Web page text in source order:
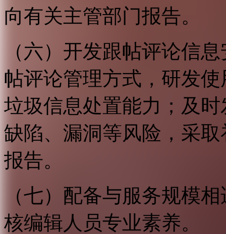
向有关主管部门报告。
（六）开发跟帖评论信
帖评论管理方式，研发
垃圾信息处置能力；及
缺陷、漏洞等风险，采
报告。
（七）配备与服务规模
核编辑人员专业素养。